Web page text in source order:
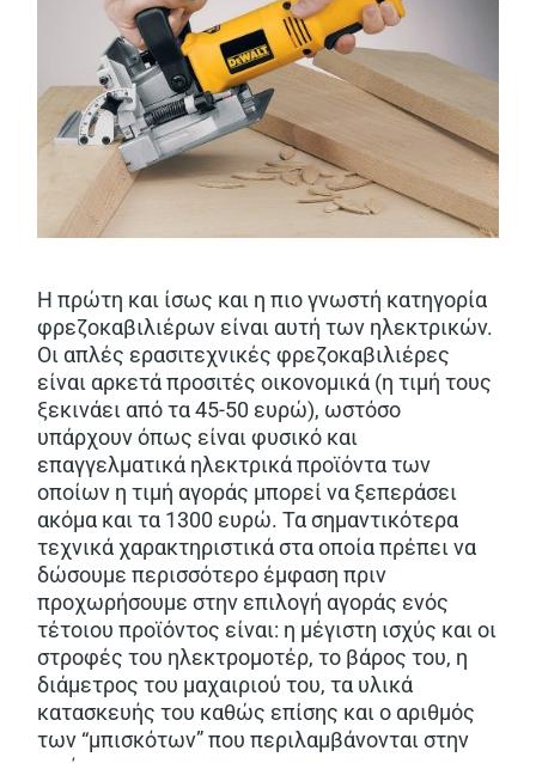
Η πρώτη και ίσως και η πιο γνωστή κατηγορία
φρεζοκαβιλιέρων είναι αυτή των ηλεκτρικών.
Οι απλές ερασιτεχνικές φρεζοκαβιλιέρες
είναι αρκετά προσιτές οικονομικά (η τιμή τους
ξεκινάει από τα 45-50 ευρώ), ωστόσο
υπάρχουν όπως είναι φυσικό και
επαγγελματικά ηλεκτρικά προϊόντα των
οποίων η τιμή αγοράς μπορεί να ξεπεράσει
ακόμα και τα 1300 ευρώ. Τα σημαντικότερα
τεχνικά χαρακτηριστικά στα οποία πρέπει να
δώσουμε περισσότερο έμφαση πριν
προχωρήσουμε στην επιλογή αγοράς ενός
τέτοιου προϊόντος είναι: η μέγιστη ισχύς και οι
στροφές του ηλεκτρομοτέρ, το βάρος του, η
διάμετρος του μαχαιριού του, τα υλικά
κατασκευής του καθώς επίσης και ο αριθμός
των “μπισκότων” που περιλαμβάνονται στην